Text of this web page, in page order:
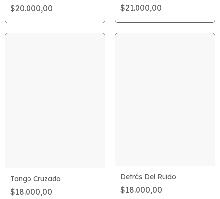
$20.000,00 $21.000,00
Tango Cruzado
$18.000,00
Detrás Del Ruido
$18.000,00